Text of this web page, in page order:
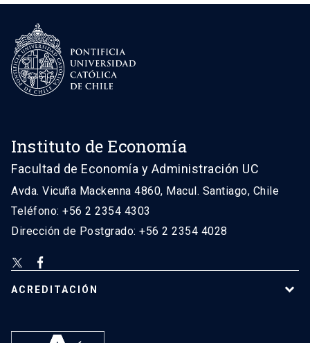
Instituto de Economía
Facultad de Economía y Administración UC
Avda. Vicuña Mackenna 4860, Macul. Santiago, Chile
Teléfono: +56 2 2354 4303
Dirección de Postgrado: +56 2 2354 4028
ACREDITACIÓN